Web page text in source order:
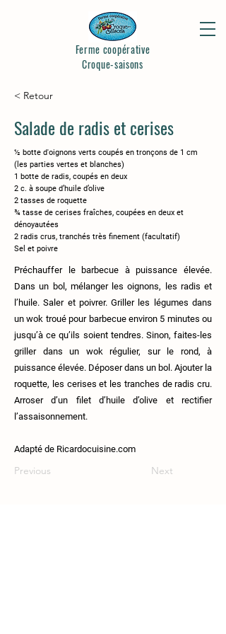
Ferme coopérative
Croque-saisons
< Retour
Salade de radis et cerises
½ botte d'oignons verts coupés en tronçons de 1 cm
(les parties vertes et blanches)
1 botte de radis, coupés en deux
2 c. à soupe d’huile d’olive
2 tasses de roquette
¾ tasse de cerises fraîches, coupées en deux et
dénoyautées
2 radis crus, tranchés très finement (facultatif)
Sel et poivre
Préchauffer le barbecue à puissance élevée.
Dans un bol, mélanger les oignons, les radis et
l’huile. Saler et poivrer. Griller les légumes dans
un wok troué pour barbecue environ 5 minutes ou
jusqu’à ce qu’ils soient tendres. Sinon, faites-les
griller dans un wok régulier, sur le rond, à
puissance élevée. Déposer dans un bol. Ajouter la
roquette, les cerises et les tranches de radis cru.
Arroser d’un filet d’huile d’olive et rectifier
l’assaisonnement.
Adapté de Ricardocuisine.com
Previous Next